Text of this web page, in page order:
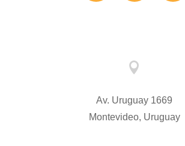

Av. Uruguay 1669
Montevideo, Uruguay